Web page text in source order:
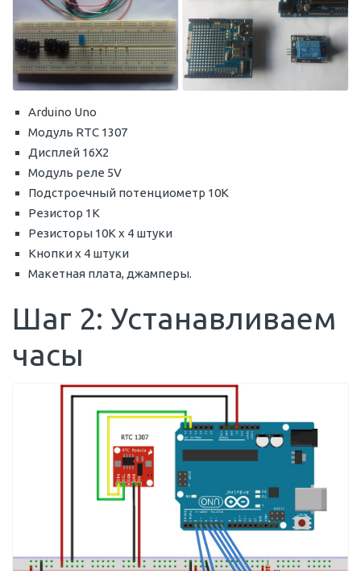
Arduino Uno
Модуль RTC 1307
Дисплей 16X2
Модуль реле 5V
Подстроечный потенциометр 10K
Резистор 1K
Резисторы 10K x 4 штуки
Кнопки x 4 штуки
Макетная плата, джамперы.
Шаг 2: Устанавливаем
часы